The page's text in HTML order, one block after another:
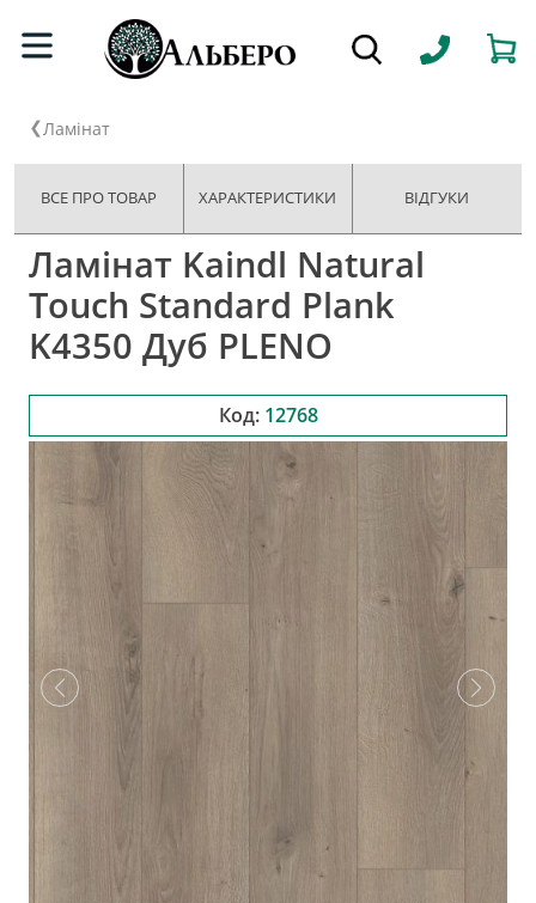
Ламінат
ВСЕ ПРО ТОВАР ХАРАКТЕРИСТИКИ ВІДГУКИ
Ламінат Kaindl Natural
Touch Standard Plank
K4350 Дуб PLENO
Код: 12768